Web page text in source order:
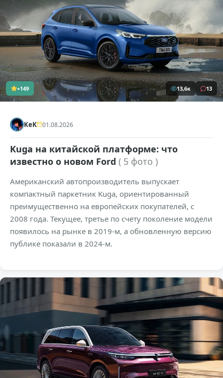
+149 13,6к 13
KeK 01.08.2026
Kuga на китайской платформе: что
известно о новом Ford ( 5 фото )
Американский автопроизводитель выпускает
компактный паркетник Kuga, ориентированный
преимущественно на европейских покупателей, с
2008 года. Текущее, третье по счету поколение модели
появилось на рынке в 2019-м, а обновленную версию
публике показали в 2024-м.